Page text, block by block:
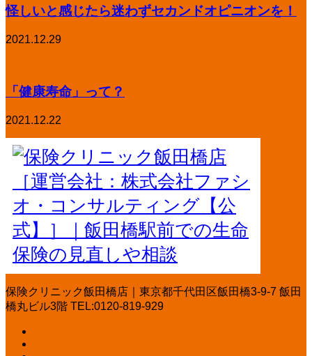
怪しいと感じたら迷わずセカンドオピニオンを！
2021.12.29
「健康寿命」って？
2021.12.22
保険クリニック飯田橋店｜東京都千代田区飯田橋3-9-7 飯田
橋丸ビル3階 TEL:0120-819-929